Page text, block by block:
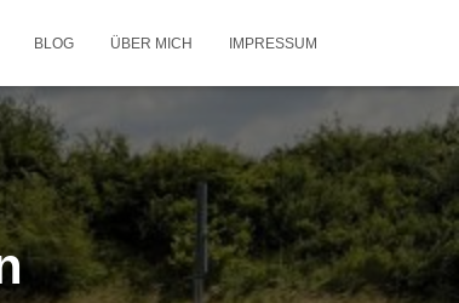
BLOG ÜBER MICH IMPRESSUM